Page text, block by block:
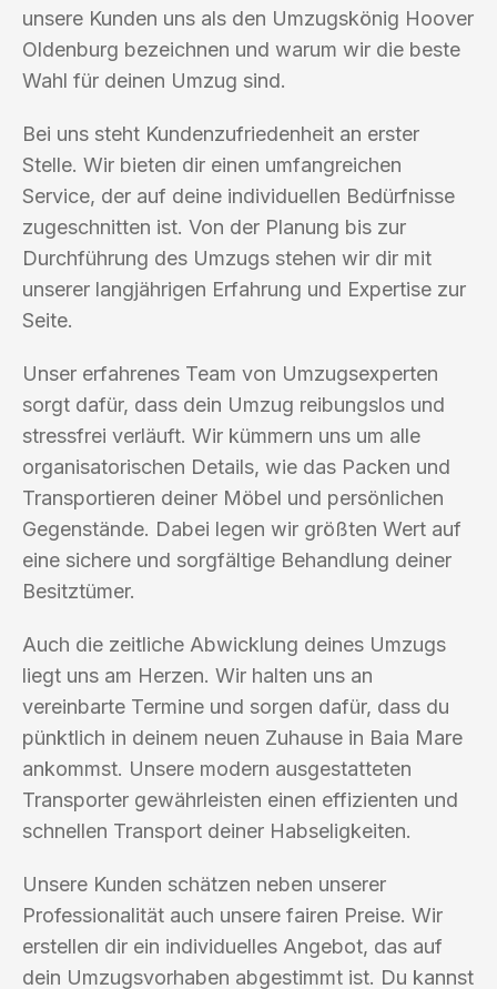
unsere Kunden uns als den Umzugskönig Hoover
Oldenburg bezeichnen und warum wir die beste
Wahl für deinen Umzug sind.
Bei uns steht Kundenzufriedenheit an erster
Stelle. Wir bieten dir einen umfangreichen
Service, der auf deine individuellen Bedürfnisse
zugeschnitten ist. Von der Planung bis zur
Durchführung des Umzugs stehen wir dir mit
unserer langjährigen Erfahrung und Expertise zur
Seite.
Unser erfahrenes Team von Umzugsexperten
sorgt dafür, dass dein Umzug reibungslos und
stressfrei verläuft. Wir kümmern uns um alle
organisatorischen Details, wie das Packen und
Transportieren deiner Möbel und persönlichen
Gegenstände. Dabei legen wir größten Wert auf
eine sichere und sorgfältige Behandlung deiner
Besitztümer.
Auch die zeitliche Abwicklung deines Umzugs
liegt uns am Herzen. Wir halten uns an
vereinbarte Termine und sorgen dafür, dass du
pünktlich in deinem neuen Zuhause in Baia Mare
ankommst. Unsere modern ausgestatteten
Transporter gewährleisten einen effizienten und
schnellen Transport deiner Habseligkeiten.
Unsere Kunden schätzen neben unserer
Professionalität auch unsere fairen Preise. Wir
erstellen dir ein individuelles Angebot, das auf
dein Umzugsvorhaben abgestimmt ist. Du kannst